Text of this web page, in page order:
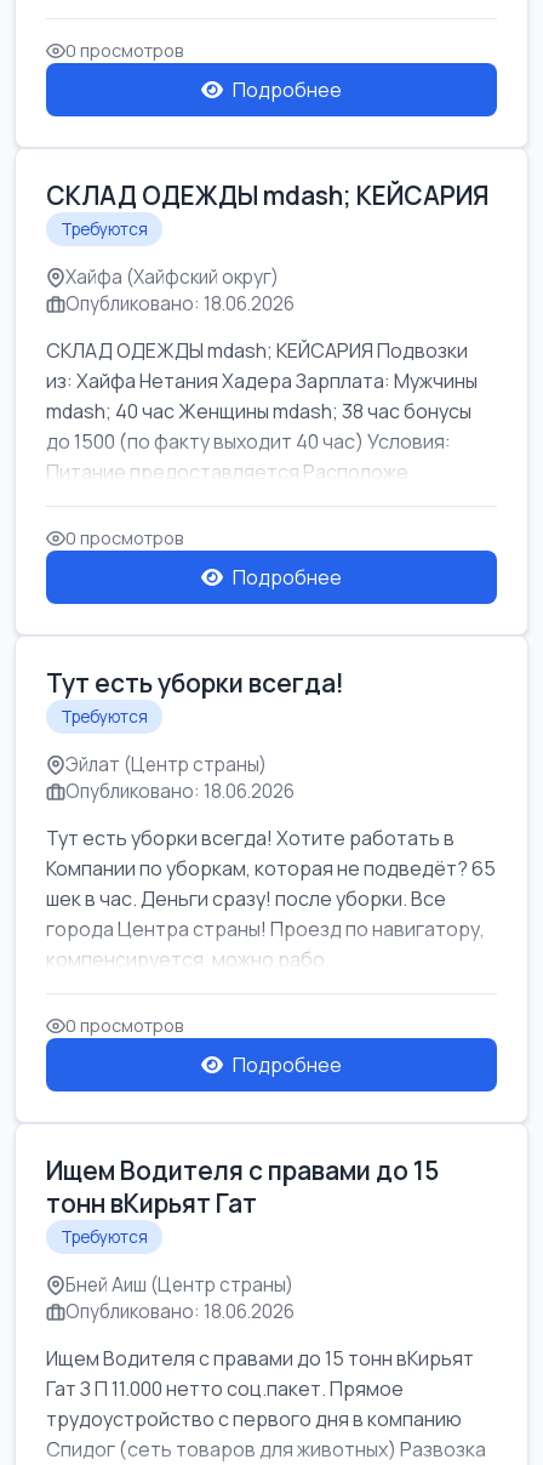
mda...
0 просмотров
Подробнее
СКЛАД ОДЕЖДЫ mdash; КЕЙСАРИЯ
Требуются
Хайфа (Хайфский округ)
Опубликовано: 18.06.2026
СКЛАД ОДЕЖДЫ mdash; КЕЙСАРИЯ Подвозки
из: Хайфа Нетания Хадера Зарплата: Мужчины
mdash; 40 час Женщины mdash; 38 час бонусы
до 1500 (по факту выходит 40 час) Условия:
Питание предоставляется Расположе...
0 просмотров
Подробнее
Тут есть уборки всегда!
Требуются
Эйлат (Центр страны)
Опубликовано: 18.06.2026
Тут есть уборки всегда! Хотите работать в
Компании по уборкам, которая не подведёт? 65
шек в час. Деньги сразу! после уборки. Все
города Центра страны! Проезд по навигатору,
компенсируется. можно рабо...
0 просмотров
Подробнее
Ищем Водителя с правами до 15
тонн вКирьят Гат
Требуются
Бней Аиш (Центр страны)
Опубликовано: 18.06.2026
Ищем Водителя с правами до 15 тонн вКирьят
Гат З П 11.000 нетто соц.пакет. Прямое
трудоустройство с первого дня в компанию
Спидог (сеть товаров для животных) Развозка